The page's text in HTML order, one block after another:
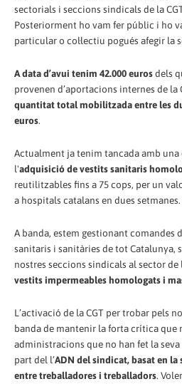
sectorials i seccions sindicals de la
Posteriorment ho vam fer públic i ho
particular o col·lectiu pogués afegir la
A data d’avui tenim 42.000 eurosdels
provenen d’aportacions internes de la
quantitat total mobilitzada entre les
euros.
Actualment ja tenim tancada amb una
l'adquisició de vestits sanitaris
reutilitzables fins a 75 cops, per un
a hospitals catalans en dues setmanes.
A banda, estem gestionant comandes
sanitaris i sanitàries de tot Catalunya,
nostres seccions sindicals al sector de
vestits impermeables homologats i
L’activació de la CGT per trobar pels
banda de mantenir la forta crítica que
administracions que no han fet la
part del l’ADN del sindicat, basat en
entre treballadores i treballadors.